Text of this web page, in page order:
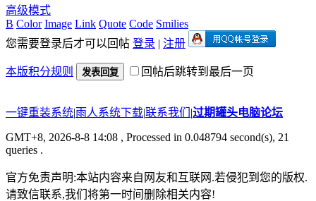
高级模式
B Color Image Link Quote Code Smilies
您需要登录后才可以回帖 登录 | 注册
本版积分规则 发表回复 回帖后跳转到最后一页
一键重装系统|雨人系统下载|联系我们 |过期罐头电脑论坛
GMT+8, 2026-8-8 14:08 , Processed in 0.048794 second(s), 21
queries .
官方免责声明:本站内容来自网友和互联网.若侵犯到您的版权.
请致信联系,我们将第一时间删除相关内容!